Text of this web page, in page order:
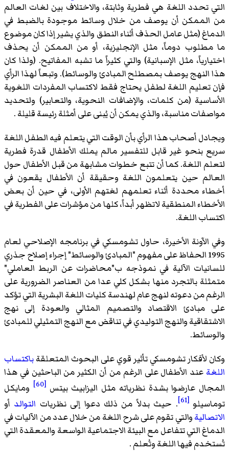
التي تحدد اللغة هي فطرية وثابتة، والاختلاف بين لغات العالم
من الممكن أن يوصف من خلال وسائط موجودة بالضبط في
الدماغ (مثل عامل الحذف أثناء النطق والذي يشير إذا كان موضوع
ما مطلوب دوماً، مثل الإنجليزية، أو من الممكن أن يحذف
اختيارياً، مثل الإسبانية) والتي كثيراً ما تشبه المفاتيح. (ولذا كان
هذا النهج يوصف بمصطلح المبادئ والوسائط). وتبعاً لهذا الرأي
فإن تعليم اللغة لطفل يحتاج فقط لاكتساب المفردات اللغوية
الأساسية (من كلمات، والإضافات النحوية، والتعابير) ولتحديد
مواصفات مناسبة، والذي يمكن أن يُبنى على أمثلة رئيسة قليلة .
ويجادل أصحاب هذا الرأي بأن الوقت التي يتعلم فيه الطفل اللغة
سريع بنحو غير قابل للتفسير مالم يملك الأطفال قدرة فطرية
لتعلم اللغة. كما أن تتبع خطوات مشابهة من قبل الأطفال حول
العالم حين يتعلمون اللغة وحقيقة أن الأطفال يقعون في
أخطاء محددة أثناء تعلمهم لغتهم الأولى، في حين أن بعض
الأخطاء المنطقية لاتظهر أبداً، كلها من مؤشرات على الفطرية في
اكتساب اللغة.
وفي الآونة الأخيرة، حاول تشومسكي في برنامجه الإصلاحي لعام
1995 الحفاظ على مفهوم "المبادئ والوسائط" إجراء إصلاح جذري
للسانيات الآلية في نموذجه ب"محاضرات عن الربط العاملي"
متمثلة بالتجرد منها بشكل كلي عدا من العناصر الضرورية على
الرغم من دعوته لنهج عام لهندسة كليات اللغة البشرية التي تؤكد
على مبادئ الاقتصاد والتصميم المثالي والعودة إلى نهج
الاشتقاقية والنهج التوليدي في تناقض مع النهج التمثيلي للمبادئ
والوسائط.
وكان لأفكار تشومسكي تأثير قوي على البحوث المتعلقةباكتساب
اللغة عند الأطفال على الرغم من أن الكثير من الباحثين في هذا
المجال عارضوا بشدة نظرياته مثل اليزابيث بيتس [60]
ومايكل
توماسيلو [61] . حيث بدلاً من ذلك دعوا إلى نظريات التوالد أو
الاتصاليةوالتي تقوم على شرح اللغة من خلال عدد من الآليات في
الدماغ التي تتفاعل مع البيئة الاجتماعية الواسعة والمعقدة التي
تُستخدم فيها اللغة وتُعلم .